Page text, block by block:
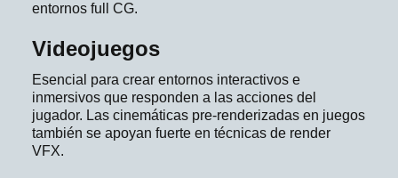
entornos full CG.
Videojuegos
Esencial para crear entornos interactivos e
inmersivos que responden a las acciones del
jugador. Las cinemáticas pre-renderizadas en juegos
también se apoyan fuerte en técnicas de render
VFX.